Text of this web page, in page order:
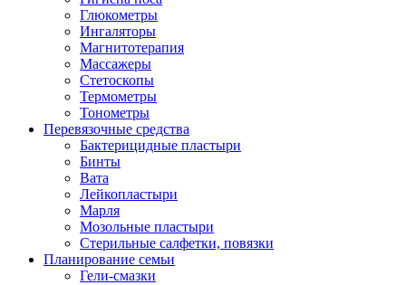
Глюкометры
Ингаляторы
Магнитотерапия
Массажеры
Стетоскопы
Термометры
Тонометры
Перевязочные средства
Бактерицидные пластыри
Бинты
Вата
Лейкопластыри
Марля
Мозольные пластыри
Стерильные салфетки, повязки
Планирование семьи
Гели-смазки